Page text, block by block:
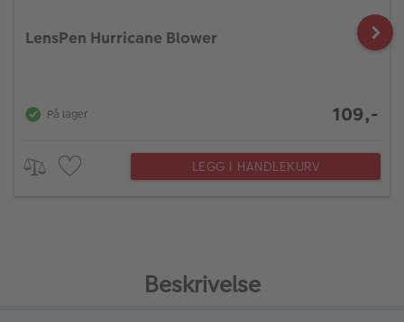
LensPen Hurricane Blower
På lager 109,-
LEGG I HANDLEKURV
Beskrivelse